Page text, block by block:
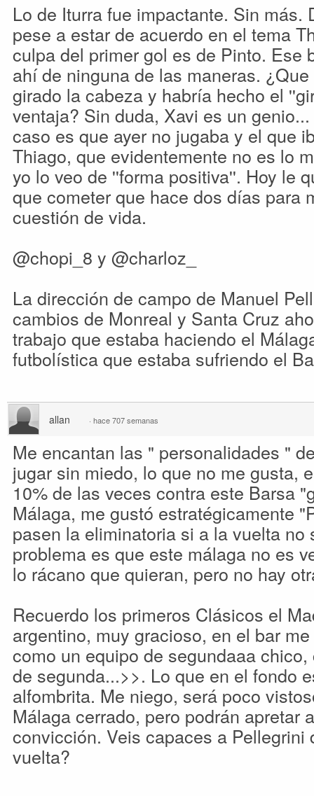
Lo de Iturra fue impactante. Sin más.
pese a estar de acuerdo en el tema
culpa del primer gol es de Pinto. Ese
ahí de ninguna de las maneras.
girado la cabeza y habría hecho el
ventaja? Sin duda, Xavi es un
caso es que ayer no jugaba y el que
Thiago, que evidentemente no es lo
yo lo veo de ''forma positiva''. Hoy le
que cometer que hace dos días para
cuestión de vida.
@chopi_8 y @charloz_
La dirección de campo de Manuel
cambios de Monreal y Santa Cruz
trabajo que estaba haciendo el
futbolística que estaba sufriendo el
allan · hace 707 semanas
Me encantan las " personalidades "
jugar sin miedo, lo que no me gusta,
10% de las veces contra este Barsa
Málaga, me gustó estratégicamente
pasen la eliminatoria si a la vuelta no
problema es que este málaga no es
lo rácano que quieran, pero no hay
Recuerdo los primeros Clásicos el
argentino, muy gracioso, en el bar
como un equipo de segundaaa
de segunda...>>. Lo que en el fondo
alfombrita. Me niego, será poco
Málaga cerrado, pero podrán apretar
convicción. Veis capaces a Pellegrini
vuelta?